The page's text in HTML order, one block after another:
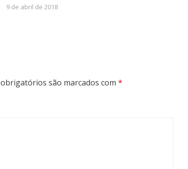
9 de abril de 2018
são marcados com *